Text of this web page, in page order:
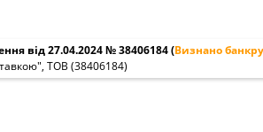
від 27.04.2024 № 38406184(Визнано
ТОВ (38406184)